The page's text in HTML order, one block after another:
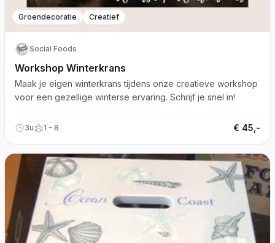
Groendecoratie Creatief
Social Foods
Workshop Winterkrans
Maak je eigen winterkrans tijdens onze creatieve workshop
voor een gezellige winterse ervaring. Schrijf je snel in!
3u 1 - 8 € 45,-